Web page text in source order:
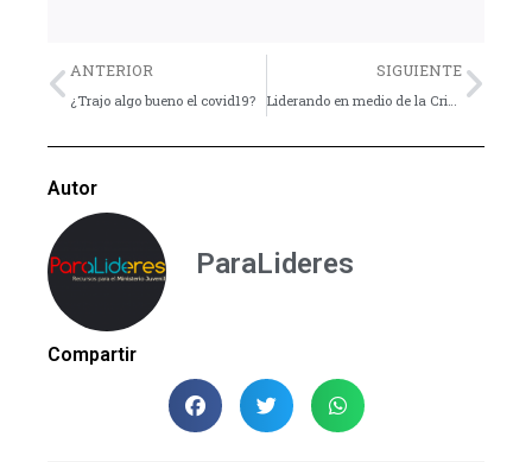
Previo
ANTERIOR
¿Trajo algo bueno el covid19?
SIGUIENTE
Autor
ParaLideres
Compartir